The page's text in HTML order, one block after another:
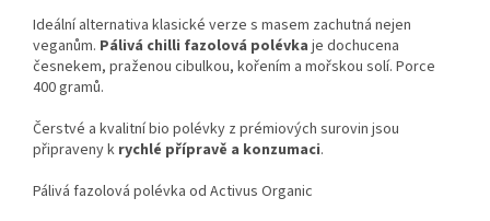
Ideální alternativa klasické verze s masem zachutná nejen
veganům. Pálivá chilli fazolová polévka je dochucena
česnekem, praženou cibulkou, kořením a mořskou solí. Porce
400 gramů.
Čerstvé a kvalitní bio polévky z prémiových surovin jsou
připraveny k rychlé přípravě a konzumaci.
Pálivá fazolová polévka od Activus Organic